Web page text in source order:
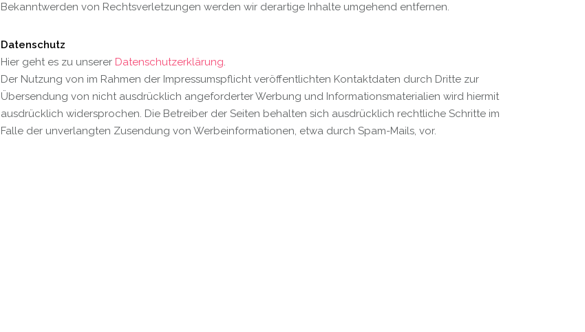
Bekanntwerden von Rechtsverletzungen werden wir derartige Inhalte umgehend entfernen.
Datenschutz
Hier geht es zu unserer Datenschutzerklärung.
Der Nutzung von im Rahmen der Impressumspflicht veröffentlichten Kontaktdaten durch Dritte zur
Übersendung von nicht ausdrücklich angeforderter Werbung und Informationsmaterialien wird hiermit
ausdrücklich widersprochen. Die Betreiber der Seiten behalten sich ausdrücklich rechtliche Schritte im
Falle der unverlangten Zusendung von Werbeinformationen, etwa durch Spam-Mails, vor.